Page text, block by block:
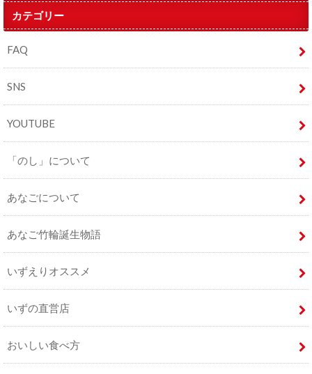
カテゴリー
FAQ
SNS
YOUTUBE
「のし」について
あなごについて
あなご竹輪誕生物語
いずえりオススメ
いずの直営店
おいしい食べ方